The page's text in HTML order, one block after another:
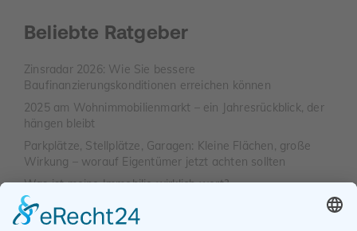
Beliebte Ratgeber
Zinsradar 2026: Wie Sie bessere
Baufinanzierungskonditionen erreichen können
2025 am Wohnimmobilienmarkt – ein Jahresrückblick, der
hängen bleibt
Parkplätze, Stellplätze, Garagen: Kleine Flächen, große
Wirkung – worauf Eigentümer jetzt achten sollten
Was ist meine Immobilie wirklich wert?
Altbau ohne Drama – So verkaufen Sie Charakter mit
System